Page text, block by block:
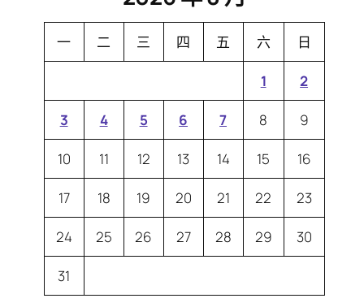
一 二 三 四 五 六 日
1 2
3 4 5 6 7 8 9
10 11 12 13 14 15 16
17 18 19 20 21 22 23
24 25 26 27 28 29 30
31